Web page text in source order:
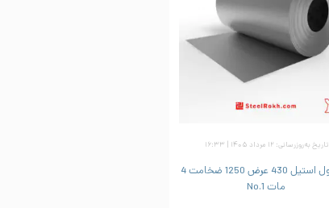
تاریخ به‌روزرسانی: ۱۲ مرداد ۱۴۰۵ | ۱۶:۳۳
ورق رول استیل 430 عرض 1250 ضخامت 4
مات No.1